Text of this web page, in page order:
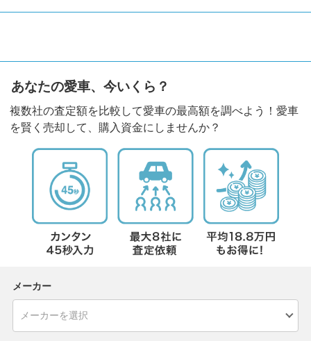
あなたの愛車、今いくら？
複数社の査定額を比較して愛車の最高額を調べよう！愛車
を賢く売却して、購入資金にしませんか？
メーカー